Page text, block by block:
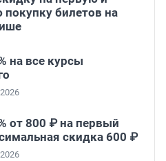
покупку билетов на
на все курсы
от 800 ₽ на первый
скидка 600 ₽